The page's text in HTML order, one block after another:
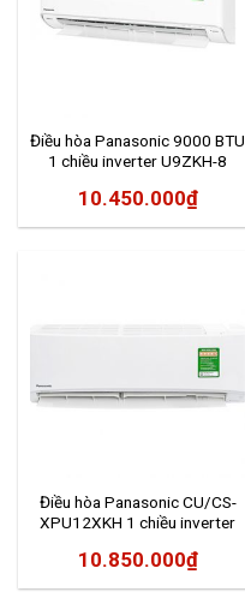
Điều hòa Panasonic 9000 BTU
1 chiều inverter U9ZKH-8
10.450.000₫
Điều hòa Panasonic CU/CS-
XPU12XKH 1 chiều inverter
10.850.000₫